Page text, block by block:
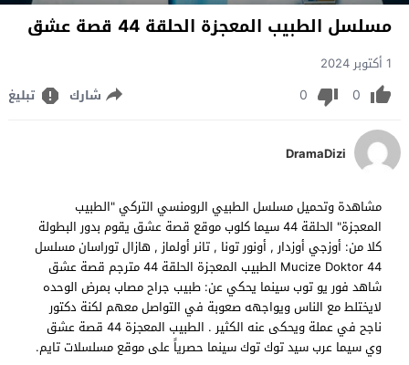
مسلسل الطبيب المعجزة الحلقة 44 قصة عشق
1 أكتوبر 2024
0
0 شارك تبليغ
DramaDizi
مشاهدة وتحميل مسلسل الطبيي الرومنسي التركي "الطبيب
المعجزة" الحلقة 44 سيما كلوب موقع قصة عشق يقوم بدور البطولة
كلا من: أوزجي أوزدار , أونور تونا , تانر أولماز , هازال توراسان مسلسل
Mucize Doktor 44 الطبيب المعجزة الحلقة 44 مترجم قصة عشق
شاهد فور يو توب سينما يحكي عن: طبيب جراح مصاب بمرض الوحده
لايختلط مع الناس ويواجهه صعوبة في التواصل معهم لكنة دكتور
ناجح في عملة ويحكى عنه الكثير . الطبيب المعجزة 44 قصة عشق
وي سيما عرب سيد توك توك سينما حصرياً على موقع مسلسلات تايم.